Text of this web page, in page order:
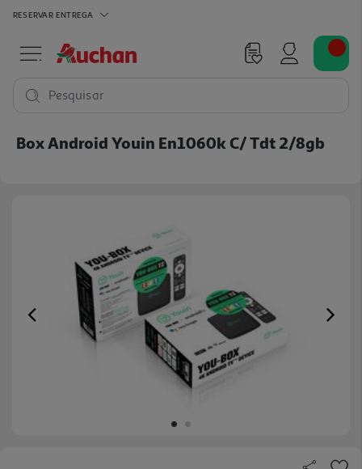
RESERVAR ENTREGA
Pesquisar
Box Android Youin En1060k C/ Tdt 2/8gb
Previous